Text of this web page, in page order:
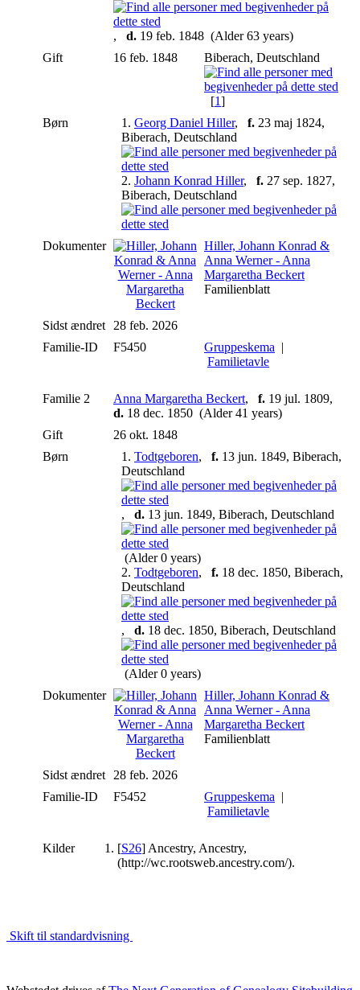
, d. 19 feb. 1848 (Alder 63 years)
Gift
16 feb. 1848 Biberach, Deutschland
[1]
Børn
1. Georg Daniel Hiller, f. 23 maj 1824,
Biberach, Deutschland
2. Johann Konrad Hiller, f. 27 sep. 1827,
Biberach, Deutschland
Dokumenter
Hiller, Johann Konrad &
Anna Werner - Anna
Margaretha Beckert
Familienblatt
Sidst ændret
28 feb. 2026
Familie-ID
F5450 Gruppeskema |
Familietavle
Familie 2 Anna Margaretha Beckert, f. 19 jul. 1809,
d. 18 dec. 1850 (Alder 41 years)
Gift
26 okt. 1848
Børn
1. Todtgeboren, f. 13 jun. 1849, Biberach,
Deutschland
, d. 13 jun. 1849, Biberach, Deutschland
(Alder 0 years)
2. Todtgeboren, f. 18 dec. 1850, Biberach,
Deutschland
, d. 18 dec. 1850, Biberach, Deutschland
(Alder 0 years)
Dokumenter
Hiller, Johann Konrad &
Anna Werner - Anna
Margaretha Beckert
Familienblatt
Sidst ændret
28 feb. 2026
Familie-ID
F5452 Gruppeskema |
Familietavle
Kilder [S26] Ancestry, Ancestry,
(http://wc.rootsweb.ancestry.com/).
Skift til standardvisning